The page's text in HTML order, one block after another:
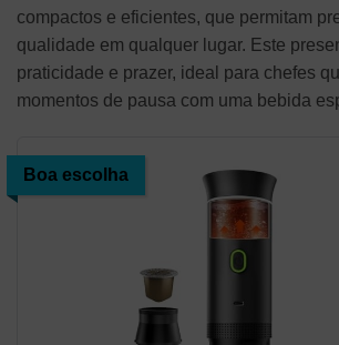
compactos e eficientes, que permitam
qualidade em qualquer lugar. Este
praticidade e prazer, ideal para chefes
momentos de pausa com uma bebida
Boa escolha